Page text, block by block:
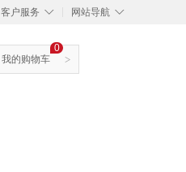
◇
客户服务 ◇
网站导航
>
0
我的购物车